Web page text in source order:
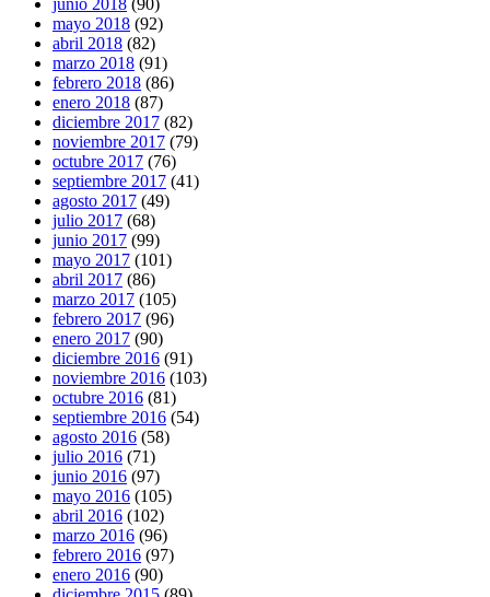
mayo 2018 (92)
abril 2018 (82)
marzo 2018 (91)
febrero 2018 (86)
enero 2018 (87)
diciembre 2017 (82)
noviembre 2017 (79)
octubre 2017 (76)
septiembre 2017 (41)
agosto 2017 (49)
julio 2017 (68)
junio 2017 (99)
mayo 2017 (101)
abril 2017 (86)
marzo 2017 (105)
febrero 2017 (96)
enero 2017 (90)
diciembre 2016 (91)
noviembre 2016 (103)
octubre 2016 (81)
septiembre 2016 (54)
agosto 2016 (58)
julio 2016 (71)
junio 2016 (97)
mayo 2016 (105)
abril 2016 (102)
marzo 2016 (96)
febrero 2016 (97)
enero 2016 (90)